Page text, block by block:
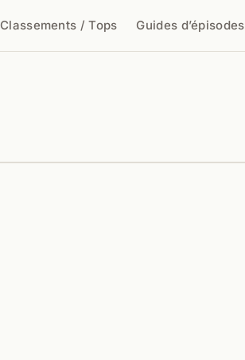
Classements / Tops Guides d’épisodes